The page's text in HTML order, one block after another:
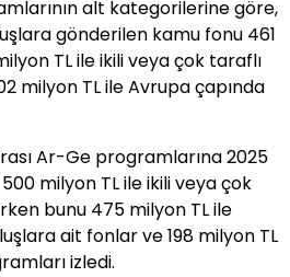
alt kategorilerine göre,
gönderilen kamu fonu 461
TL ile ikili veya çok taraflı
milyon TL ile Avrupa çapında
Ar-Ge programlarına 2025
500 milyon TL ile ikili veya çok
bunu 475 milyon TL ile
ait fonlar ve 198 milyon TL
izledi.